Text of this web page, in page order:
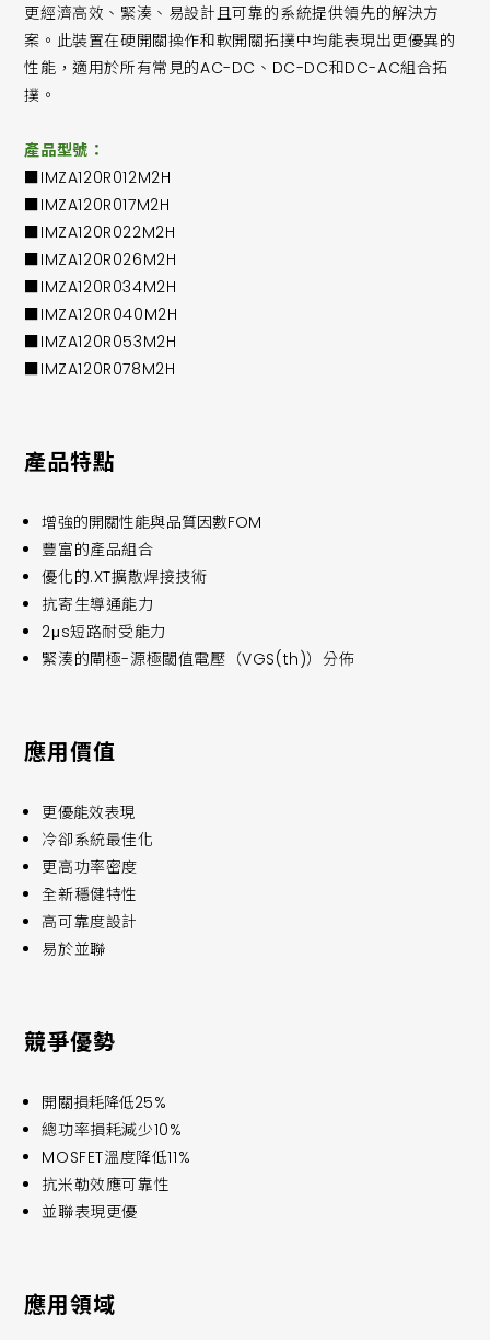
更經濟高效、緊湊、易設計且可靠的系統提供領先的解決方
案。此裝置在硬開關操作和軟開關拓撲中均能表現出更優異的
性能，適用於所有常見的AC-DC、DC-DC和DC-AC組合拓
撲。
產品型號：
■IMZA120R012M2H
■IMZA120R017M2H
■IMZA120R022M2H
■IMZA120R026M2H
■IMZA120R034M2H
■IMZA120R040M2H
■IMZA120R053M2H
■IMZA120R078M2H
產品特點
增強的開關性能與品質因數FOM
豐富的產品組合
優化的.XT擴散焊接技術
抗寄生導通能力
2μs短路耐受能力
緊湊的閘極-源極閾值電壓（VGS(th)）分佈
應用價值
更優能效表現
冷卻系統最佳化
更高功率密度
全新穩健特性
高可靠度設計
易於並聯
競爭優勢
開關損耗降低25%
總功率損耗減少10%
MOSFET溫度降低11%
抗米勒效應可靠性
並聯表現更優
應用領域